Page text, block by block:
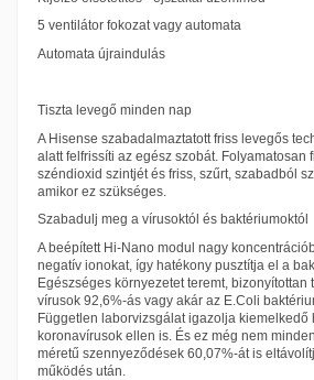
5 ventilátor fokozat vagy automata
Automata újraindulás
Tiszta levegő minden nap
A Hisense szabadalmaztatott friss levegős
alatt felfrissíti az egész szobát. Folyamatosan
széndioxid szintjét és friss, szűrt, szabadból
amikor ez szükséges.
Szabadulj meg a vírusoktól és baktériumoktól
A beépített Hi-Nano modul nagy
negatív ionokat, így hatékony pusztítja el a
Egészséges környezetet teremt, bizonyítottan
vírusok 92,6%-ás vagy akár az E.Coli
Független laborvizsgálat igazolja kiemelkedő
koronavírusok ellen is. És ez még nem
méretű szennyeződések 60,07%-át is
működés után.